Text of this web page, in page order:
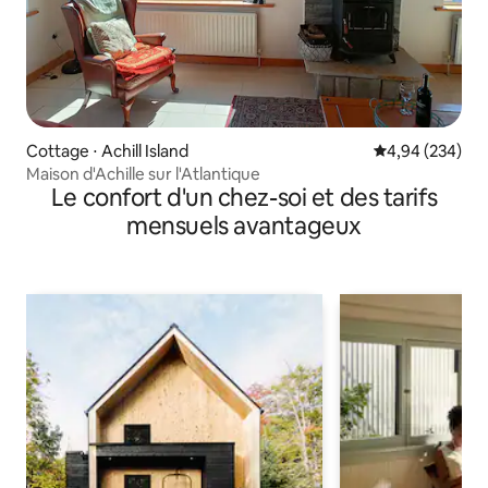
Cottage ⋅ Achill Island Évaluation
4,94 (234)
Maison d'Achille sur l'Atlantique
Le confort d'un chez-soi et des tarifs
mensuels avantageux